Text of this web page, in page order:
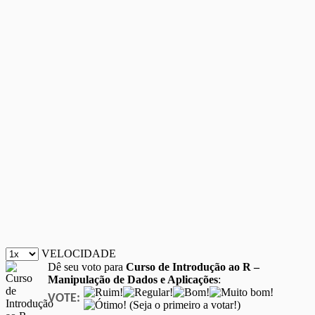
VELOCIDADE
Dê seu voto para Curso de Introdução ao R –
Manipulação de Dados e Aplicações:
VOTE:
(Seja o primeiro a votar!)